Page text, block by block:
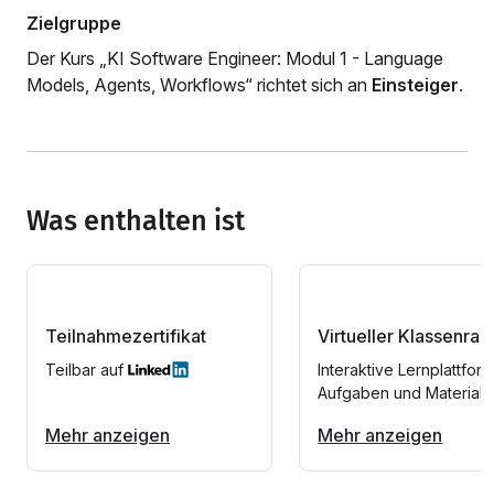
Zielgruppe
Der Kurs „KI Software Engineer: Modul 1 - Language
Models, Agents, Workflows“ richtet sich an Einsteiger.
Was enthalten ist
Teilnahmezertifikat
Teilbar auf
Mehr anzeigen
Virtueller
Interaktive
Aufgaben und
Mehr anzeigen